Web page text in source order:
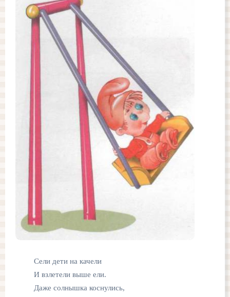
Сели дети на качели
И взлетели выше ели.
Даже солнышка коснулись,